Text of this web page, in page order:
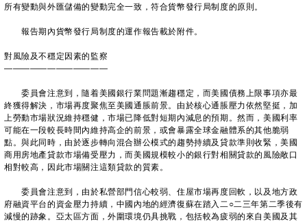
所有變動與外匯儲備的變動完全一致，符合貨幣發行局制度的原則。
報告期內貨幣發行局制度的運作報告載於附件。
對風險及不穩定因素的監察
————————————
委員會注意到，隨着美國銀行業問題漸趨穩定，而美國債務上限事項亦最
終獲得解決，市場再度聚焦至美國通脹前景。由於核心通脹壓力依然堅挺，加
上勞動市場狀況維持穩健，市場已降低對短期內減息的預期。然而，美國利率
可能在一段較長時間內維持高企的前景，或會暴露全球金融體系的其他脆弱
點。與此同時，由於逐步轉向混合辦公模式的趨勢持續及貸款準則收緊，美國
商用房地產貸款市場備受壓力，而美國規模較小的銀行對相關貸款的風險敞口
相對較高，因此市場關注這類貸款的質素。
委員會注意到，由於私營部門信心較弱、住屋市場再度回軟，以及地方政
府融資平台的資金壓力持續，中國內地的經濟復蘇在踏入二○二三年第二季後有
減慢的跡象。亞太區方面，外圍環境仍具挑戰，包括較為疲弱的來自美國及其